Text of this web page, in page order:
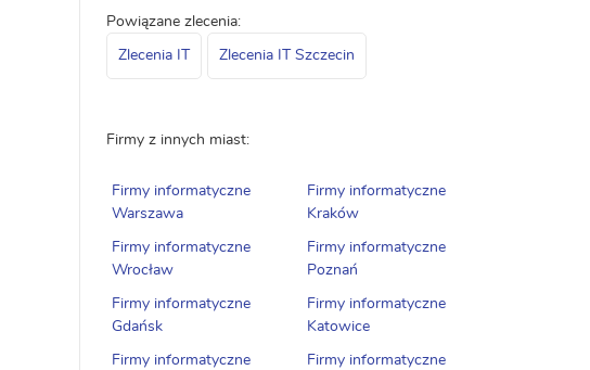
Powiązane zlecenia:
Zlecenia IT Zlecenia IT Szczecin
Firmy z innych miast:
Firmy informatyczne
Warszawa
Firmy informatyczne
Kraków
Firmy informatyczne
Wrocław
Firmy informatyczne
Poznań
Firmy informatyczne
Gdańsk
Firmy informatyczne
Katowice
Firmy informatyczne
Firmy informatyczne